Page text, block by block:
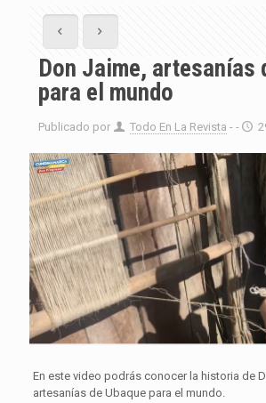
Don Jaime, artesanías
para el mundo
Publicado por Todo En La Revista - -
En este video podrás conocer la historia de
artesanías de Ubaque para el mundo.